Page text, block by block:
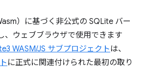
）に基づく非公式の SQLite バー
、ウェブブラウザで使用できます
WASM/JS サブプロジェクトは、
に正式に関連付けられた最初の取り